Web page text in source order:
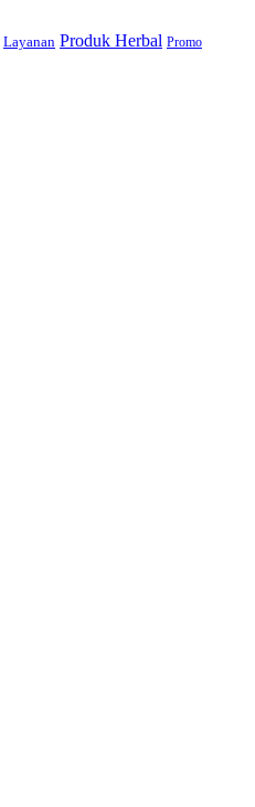
Layanan Produk Herbal Promo